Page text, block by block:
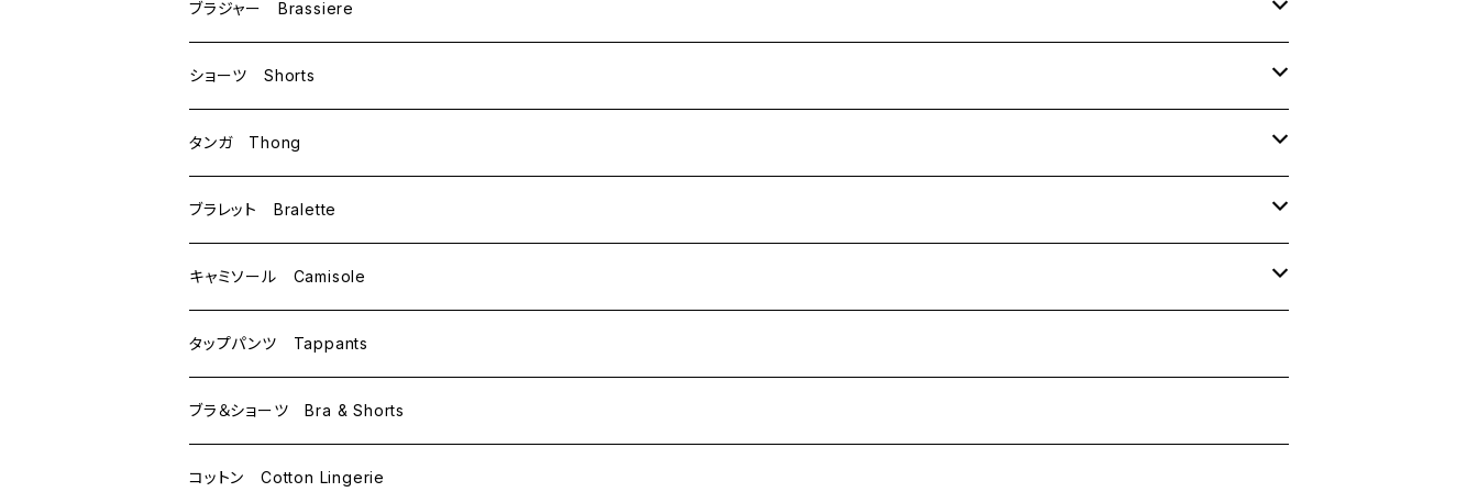
ブラジャー Brassiere
B70
B75
C65
C70
C75
D65
D70
ショーツ Shorts
M
L
タンガ Thong
M
ブラレット Bralette
M
L
キャミソール Camisole
M
L
タップパンツ Tappants
ブラ＆ショーツ Bra & Shorts
コットン Cotton Lingerie